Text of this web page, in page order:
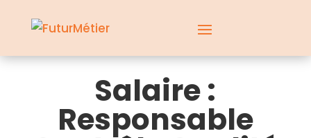
Salaire :
Responsable